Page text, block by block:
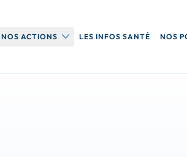
LE SOUS-MENU QUI SOMMES-NOUS
NOS ACTIONS OUVRIR LE SOUS-MENU NOS
LES INFOS SANTÉ NOS